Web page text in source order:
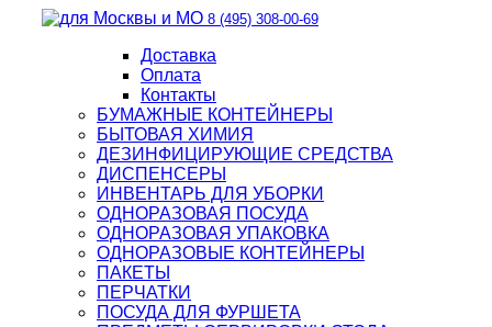
8 (495) 308-00-69
Доставка
Оплата
Контакты
БУМАЖНЫЕ КОНТЕЙНЕРЫ
БЫТОВАЯ ХИМИЯ
ДЕЗИНФИЦИРУЮЩИЕ СРЕДСТВА
ДИСПЕНСЕРЫ
ИНВЕНТАРЬ ДЛЯ УБОРКИ
ОДНОРАЗОВАЯ ПОСУДА
ОДНОРАЗОВАЯ УПАКОВКА
ОДНОРАЗОВЫЕ КОНТЕЙНЕРЫ
ПАКЕТЫ
ПЕРЧАТКИ
ПОСУДА ДЛЯ ФУРШЕТА